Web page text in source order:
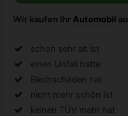
Wir kaufen Ihr Automobil
schon sehr alt ist
einen Unfall hatte
Blechschäden hat
nicht mehr schön ist
keinen TÜV mehr hat